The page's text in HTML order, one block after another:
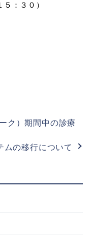
：３０）
ク）期間中の診療
ムの移行について